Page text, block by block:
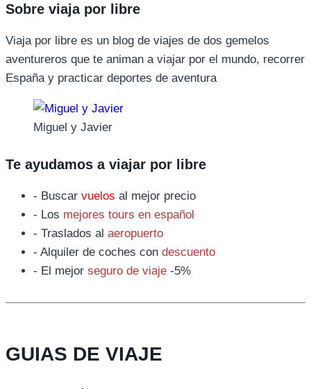
Sobre viaja por libre
Viaja por libre es un blog de viajes de dos gemelos
aventureros que te animan a viajar por el mundo, recorrer
España y practicar deportes de aventura
Miguel y Javier
Te ayudamos a viajar por libre
- Buscar vuelos al mejor precio
- Los mejores tours en español
- Traslados al aeropuerto
- Alquiler de coches con descuento
- El mejor seguro de viaje -5%
GUIAS DE VIAJE